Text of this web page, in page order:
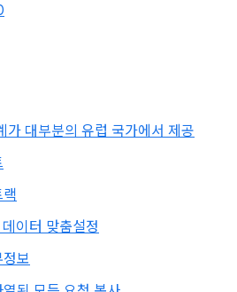
가 대부분의 유럽 국가에서 제공
이터 맞춤설정
보